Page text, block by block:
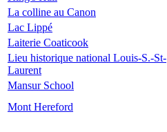
La colline au Canon
Lac Lippé
Laiterie Coaticook
Lieu historique national Louis-S.-St-
Laurent
Mansur School
Mont Hereford